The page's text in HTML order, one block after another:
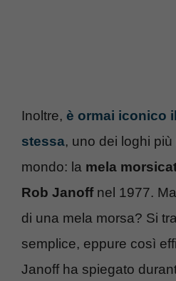
Inoltre, è ormai iconico
stessa, uno dei loghi
mondo: la mela
Rob Janoffnel 1977.
di una mela morsa? Si
semplice, eppure così
Janoff ha spiegato